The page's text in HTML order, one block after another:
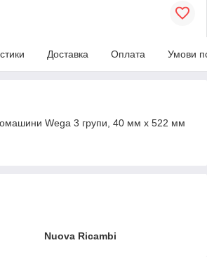
Доставка Оплата Умови
Wega 3 групи, 40 мм х 522 мм
Nuova Ricambi